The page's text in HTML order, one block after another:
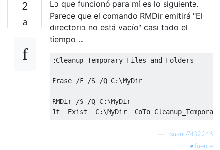
2
Lo que funcionó para mí es lo siguiente.
Parece que el comando RMDir emitirá "El
directorio no está vacío" casi todo el
tiempo ...
:Cleanup_Temporary_Files_and_Folders
Erase /F /S /Q C:\MyDir
RMDir /S /Q C:\MyDir
usuario7432246
fuente